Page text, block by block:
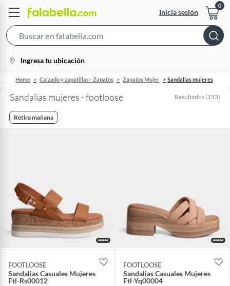
Inicia sesión
Bar
location-
icon
Ingresa tu ubicación
Home Calzado y zapatillas - Zapatos Zapatos Mujer Sandalias mujeres
Sandalias mujeres - footloose Resultados (153)
Retira mañana
FOOTLOOSE
Sandalias Casuales Mujeres
Ftl-Rs00012
FOOTLOOSE
Sandalias Casuales Mujeres
Ftl-Yq00004